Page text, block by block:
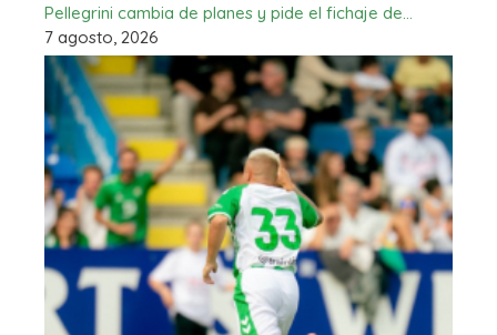
Pellegrini cambia de planes y pide el fichaje de…
7 agosto, 2026